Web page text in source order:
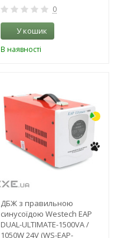
0
У кошик
В наявності
ДБЖ з правильною
синусоїдою Westech EAP
DUAL-ULTIMATE-1500VA /
1050W 24V (WS-EAP-